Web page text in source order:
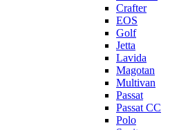
Crafter
EOS
Golf
Jetta
Lavida
Magotan
Multivan
Passat
Passat CC
Polo